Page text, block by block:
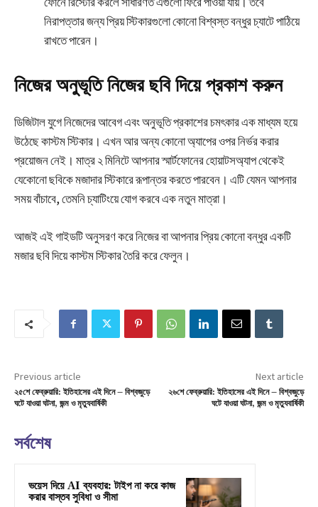
নিরাপত্তার জন্য প্রিয় স্টিকারগুলো কোনো বিশ্বস্ত বন্ধুর চ্যাটে পাঠিয়ে
রাখতে পারেন।
নিজের অনুভূতি নিজের ছবি দিয়ে প্রকাশ করুন
ডিজিটাল যুগে নিজেদের আবেগ এবং অনুভূতি প্রকাশের চমৎকার এক মাধ্যম হয়ে
উঠেছে কাস্টম স্টিকার। এখন আর অন্য কোনো অ্যাপের ওপর নির্ভর করার
প্রয়োজন নেই। মাত্র ২ মিনিটে আপনার স্মার্টফোনের হোয়াটসঅ্যাপ থেকেই
যেকোনো ছবিকে মজাদার স্টিকারে রূপান্তর করতে পারবেন। এটি যেমন আপনার
সময় বাঁচাবে, তেমনি চ্যাটিংয়ে যোগ করবে এক নতুন মাত্রা।
আজই এই গাইডটি অনুসরণ করে নিজের বা আপনার প্রিয় কোনো বন্ধুর একটি
মজার ছবি দিয়ে কাস্টম স্টিকার তৈরি করে ফেলুন।
Previous article
২৫শে ফেব্রুয়ারি: ইতিহাসের এই দিনে – বিশ্বজুড়ে
ঘটে যাওয়া ঘটনা, জন্ম ও মৃত্যুবার্ষিকী
Next article
২৬শে ফেব্রুয়ারি: ইতিহাসের এই দিনে – বিশ্বজুড়ে
ঘটে যাওয়া ঘটনা, জন্ম ও মৃত্যুবার্ষিকী
সর্বশেষ
ভয়েস দিয়ে AI ব্যবহার: টাইপ না করে কাজ
করার বাস্তব সুবিধা ও সীমা